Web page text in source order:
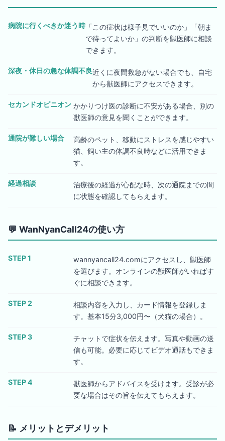
病院に行くべきか迷う時「この症状は様子見でいいのか」「朝ま
で待ってよいか」の判断を獣医師に相談
できます。
深夜・休日の急な体調不良近くに夜間救急がない場合でも、自宅
から獣医師にアクセスできます。
セカンドオピニオン かかりつけ医の診断に不安がある場合、別の
獣医師の意見を聞くことができます。
通院が難しい場合
高齢のペット、移動にストレスを感じやすい
猫、飼い主の体調不良時などに活用できま
す。
経過相談
治療後の経過が心配な時、次の通院までの間
に状態を確認してもらえます。
💬 WanNyanCall24の使い方
STEP 1
wannyancall24.comにアクセスし、獣医師
を選びます。オンラインの獣医師がいればす
ぐに相談できます。
STEP 2
相談内容を入力し、カード情報を登録しま
す。基本15分3,000円〜（犬猫の場合）。
STEP 3
チャットで症状を伝えます。写真や動画の送
信も可能。必要に応じてビデオ通話もできま
す。
STEP 4
獣医師からアドバイスを受けます。受診が必
要な場合はその旨を伝えてもらえます。
📝 メリットとデメリット